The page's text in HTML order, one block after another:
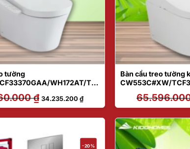
tường
WH172AT/TC
₫ Giá
gốc
là:
34.235.200₫Giá
hiện
tại
34.235.200 ₫.
Bàn cầu treo tường
CW553C#XW/
-20%